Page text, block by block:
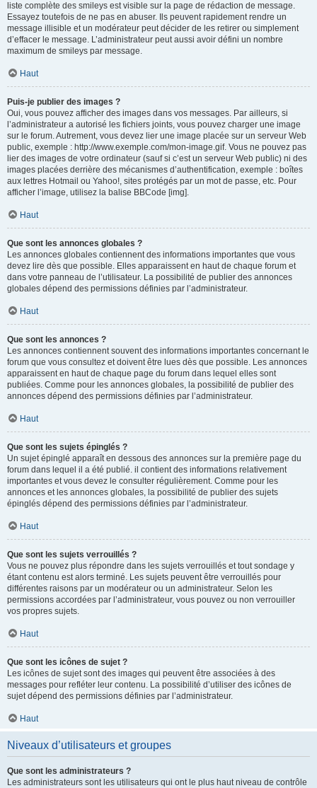
liste complète des smileys est visible sur la page de rédaction de message.
Essayez toutefois de ne pas en abuser. Ils peuvent rapidement rendre un
message illisible et un modérateur peut décider de les retirer ou simplement
d’effacer le message. L’administrateur peut aussi avoir défini un nombre
maximum de smileys par message.
Haut
Puis-je publier des images ?
Oui, vous pouvez afficher des images dans vos messages. Par ailleurs, si
l’administrateur a autorisé les fichiers joints, vous pouvez charger une image
sur le forum. Autrement, vous devez lier une image placée sur un serveur Web
public, exemple : http://www.exemple.com/mon-image.gif. Vous ne pouvez pas
lier des images de votre ordinateur (sauf si c’est un serveur Web public) ni des
images placées derrière des mécanismes d’authentification, exemple : boîtes
aux lettres Hotmail ou Yahoo!, sites protégés par un mot de passe, etc. Pour
afficher l’image, utilisez la balise BBCode [img].
Haut
Que sont les annonces globales ?
Les annonces globales contiennent des informations importantes que vous
devez lire dès que possible. Elles apparaissent en haut de chaque forum et
dans votre panneau de l’utilisateur. La possibilité de publier des annonces
globales dépend des permissions définies par l’administrateur.
Haut
Que sont les annonces ?
Les annonces contiennent souvent des informations importantes concernant le
forum que vous consultez et doivent être lues dès que possible. Les annonces
apparaissent en haut de chaque page du forum dans lequel elles sont
publiées. Comme pour les annonces globales, la possibilité de publier des
annonces dépend des permissions définies par l’administrateur.
Haut
Que sont les sujets épinglés ?
Un sujet épinglé apparaît en dessous des annonces sur la première page du
forum dans lequel il a été publié. il contient des informations relativement
importantes et vous devez le consulter régulièrement. Comme pour les
annonces et les annonces globales, la possibilité de publier des sujets
épinglés dépend des permissions définies par l’administrateur.
Haut
Que sont les sujets verrouillés ?
Vous ne pouvez plus répondre dans les sujets verrouillés et tout sondage y
étant contenu est alors terminé. Les sujets peuvent être verrouillés pour
différentes raisons par un modérateur ou un administrateur. Selon les
permissions accordées par l’administrateur, vous pouvez ou non verrouiller
vos propres sujets.
Haut
Que sont les icônes de sujet ?
Les icônes de sujet sont des images qui peuvent être associées à des
messages pour refléter leur contenu. La possibilité d’utiliser des icônes de
sujet dépend des permissions définies par l’administrateur.
Haut
Niveaux d’utilisateurs et groupes
Que sont les administrateurs ?
Les administrateurs sont les utilisateurs qui ont le plus haut niveau de contrôle